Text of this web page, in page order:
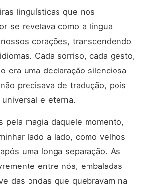
linguísticas que nos
se revelava como a língua
corações, transcendendo
Cada sorriso, cada gesto,
era uma declaração silenciosa
precisava de tradução, pois
e eterna.
pela magia daquele momento,
lado a lado, como velhos
uma longa separação. As
entre nós, embaladas
das ondas que quebravam na